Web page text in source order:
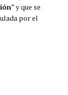
” y que se
por el